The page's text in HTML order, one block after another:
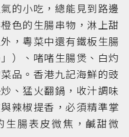
的小吃，總能見到路邊
色的生腸串物，淋上甜
，粵菜中還有鐵板生腸
」）、啫啫生腸煲、白灼
品。香港九記海鮮的豉
、猛火翻鍋，收汁調味
辣椒提香，必須精準掌
生腸表皮微焦，鹹甜微